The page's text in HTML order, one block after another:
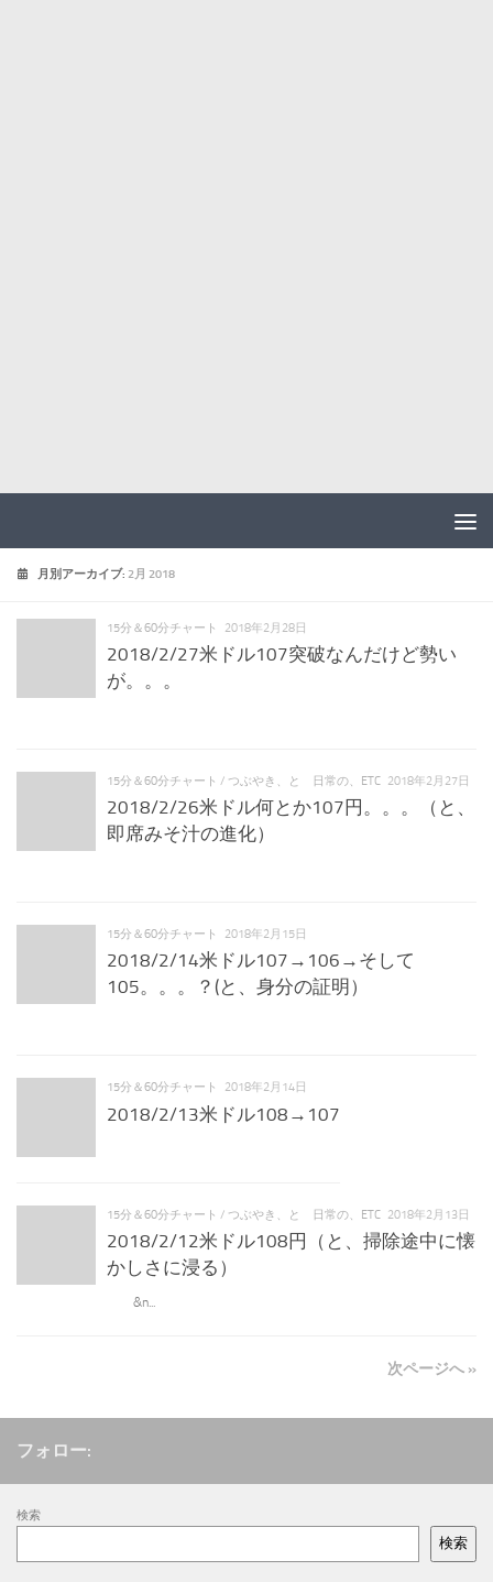
月別アーカイブ: 2月 2018
15分＆60分チャート 2018年2月28日
2018/2/27米ドル107突破なんだけど勢い
が。。。
15分＆60分チャート / つぶやき、と 日常の、ETC 2018年2月27日
2018/2/26米ドル何とか107円。。。（と、
即席みそ汁の進化）
15分＆60分チャート 2018年2月15日
2018/2/14米ドル107→106→そして
105。。。？(と、身分の証明）
15分＆60分チャート 2018年2月14日
2018/2/13米ドル108→107
15分＆60分チャート / つぶやき、と 日常の、ETC 2018年2月13日
2018/2/12米ドル108円（と、掃除途中に懐
かしさに浸る）
&n...
次ページへ »
フォロー:
検索
検索